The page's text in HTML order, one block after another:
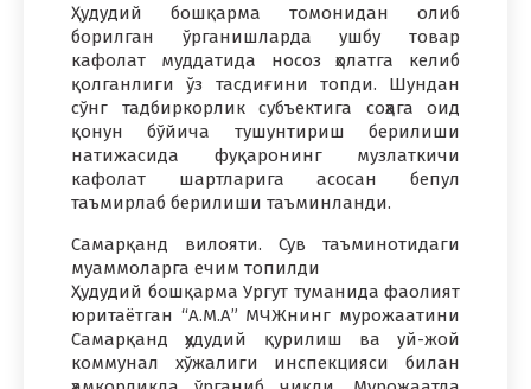
Ҳудудий бошқарма томонидан олиб
борилган ўрганишларда ушбу товар
кафолат муддатида носоз ҳолатга келиб
қолганлиги ўз тасдиғини топди. Шундан
сўнг тадбиркорлик субъектига соҳага оид
қонун бўйича тушунтириш берилиши
натижасида фуқаронинг музлаткичи
кафолат шартларига асосан бепул
таъмирлаб берилиши таъминланди.
Самарқанд вилояти. Сув таъминотидаги
муаммоларга ечим топилди
Ҳудудий бошқарма Ургут туманида фаолият
юритаётган “A.M.A” МЧЖнинг мурожаатини
Самарқанд ҳудудий қурилиш ва уй-жой
коммунал хўжалиги инспекцияси билан